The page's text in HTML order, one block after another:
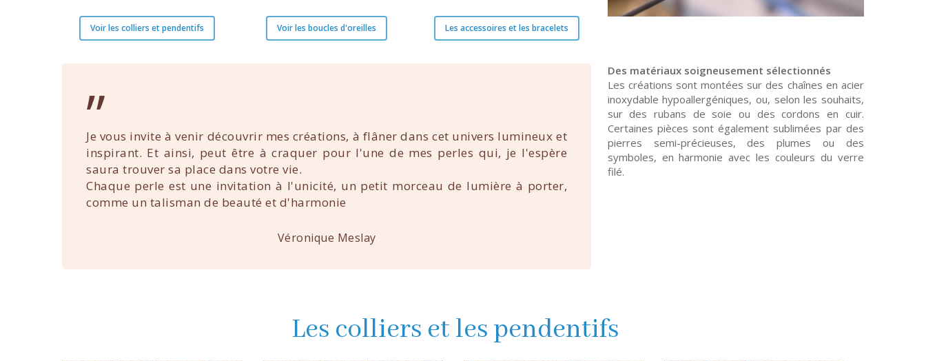
Voir les colliers et pendentifs Voir les boucles d'oreilles Les accessoires et les bracelets
”
Je vous invite à venir découvrir mes créations, à flâner dans cet univers lumineux et
inspirant. Et ainsi, peut être à craquer pour l'une de mes perles qui, je l'espère
saura trouver sa place dans votre vie.
Chaque perle est une invitation à l'unicité, un petit morceau de lumière à porter,
comme un talisman de beauté et d'harmonie
Véronique Meslay
Des matériaux soigneusement sélectionnés
Les créations sont montées sur des chaînes en acier
inoxydable hypoallergéniques, ou, selon les souhaits,
sur des rubans de soie ou des cordons en cuir.
Certaines pièces sont également sublimées par des
pierres semi-précieuses, des plumes ou des
symboles, en harmonie avec les couleurs du verre
filé.
Les colliers et les pendentifs